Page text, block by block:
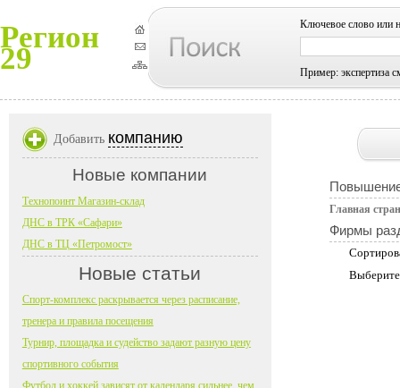
Регион
29
Ключевое слово или
Пример: экспертиза
Главная
Фирмы
Добавить компанию
Новые компании
Технопоинт Магазин-склад
ДНС в ТРК «Сафари»
ДНС в ТЦ «Петромост»
Новые статьи
Спорт-комплекс раскрывается через расписание,
тренера и правила посещения
Турнир, площадка и судейство задают разную цену
спортивного события
Футбол и хоккей зависят от календаря сильнее, чем